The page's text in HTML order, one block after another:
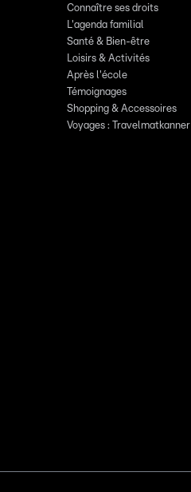
Connaître ses droits
L'agenda familial
Santé & Bien-être
Loisirs & Activités
Après l'école
Témoignages
Shopping & Accessoires
Voyages : Travelmatkanner